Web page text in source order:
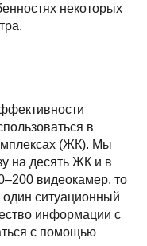
некоторых
в
(ЖК). Мы
на десять ЖК и в
видеокамер, то
ситуационный
информации с
с помощью